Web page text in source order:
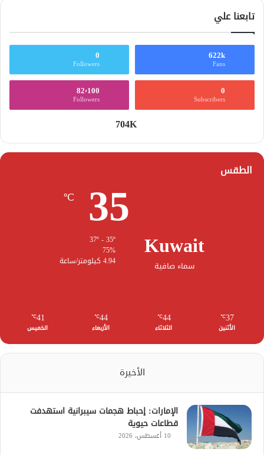
تابعنا علي
622k
Fans
0
Followers
0
Subscribers
82٬100
Followers
704K
الطقس
Kuwait
سماء صافية
35
℃
75%
4.94 كيلومتر/ساعة
37
℃
الأثنين
44
℃
الثلاثاء
44
℃
الأربعاء
41
℃
الخميس
الأخيرة
الإمارات: إحباط هجمات سيبرانية استهدفت
قطاعات حيوية
10 أغسطس، 2026